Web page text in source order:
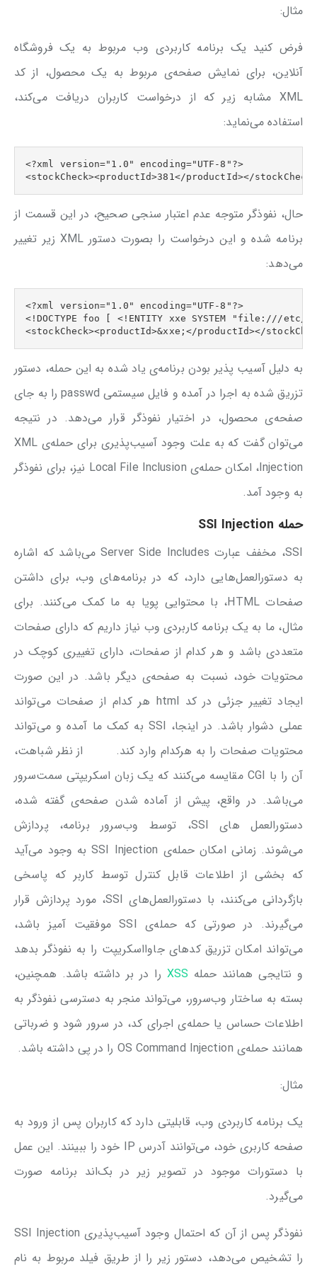
مثال:
فرض کنید یک برنامه کاربردی وب مربوط به یک فروشگاه
آنلاین، برای نمایش صفحه‌ی مربوط به یک محصول، از کد
XML مشابه زیر که از درخواست کاربران دریافت می‌کند،
استفاده‌ می‌نماید:
<?xml version="1.0" encoding="UTF-8"?>
<stockCheck><productId>381</productId></
حال، نفوذگر متوجه عدم اعتبار سنجی صحیح، در این قسمت از
برنامه شده و این درخواست را بصورت دستور XML زیر تغییر
می‌دهد:
<?xml version="1.0" encoding="UTF-8"?>
<!DOCTYPE foo [ <!ENTITY xxe SYSTEM "file:///etc/
<stockCheck><productId>&xxe;</productId></
به دلیل آسیب پذیر بودن برنامه‌ی یاد شده به این حمله، دستور
تزریق شده به اجرا در آمده و فایل سیستمی passwd را به جای
صفحه‌ی محصول، در اختیار نفوذگر قرار می‌دهد. در نتیجه
می‌توان گفت که به علت وجود آسیب‌پذیری برای حمله‌ی XML
Injection، امکان حمله‌ی Local File Inclusion نیز، برای نفوذگر
به وجود آمد.
حمله SSI Injection
SSI، مخفف عبارت Server Side Includes می‌باشد که اشاره
به دستورالعمل‌هایی دارد، که در برنامه‌های وب، برای داشتن
صفحات HTML، با محتوایی پویا به ما کمک می‌کنند. برای
مثال، ما به یک برنامه کاربردی وب‌ نیاز داریم که دارای صفحات
متعددی باشد و هر کدام از صفحات، دارای تغییری کوچک در
محتویات خود، نسبت به صفحه‌ی دیگر باشد. در این صورت
ایجاد تغییر جزئی در کد html هر کدام از صفحات می‌تواند
عملی دشوار باشد. در اینجا، SSI به کمک ما آمده و می‌تواند
محتویات صفحات را به هرکدام وارد کند. از نظر شباهت،
آن را با CGI مقایسه می‌کنند که یک زبان اسکریپتی سمت‌سرور
می‌باشد. در واقع، پیش از آماده شدن صفحه‌ی گفته شده،
دستورالعمل ‌های SSI، توسط وب‌سرور برنامه، پردازش
می‌شوند. زمانی امکان حمله‌ی SSI Injection به وجود می‌آید
که بخشی از اطلاعات قابل کنترل توسط کاربر که پاسخی
بازگردانی می‌کنند، با دستورالعمل‌های SSI، مورد پردازش قرار
می‌گیرند. در صورتی که حمله‌ی SSI موفقیت آمیز باشد،
می‌تواند امکان تزریق کدهای جاوااسکریپت را به نفوذگر بدهد
و نتایجی همانند حمله XSS را در بر داشته باشد. همچنین،
بسته به ساختار وب‌سرور، می‌تواند منجر به دسترسی نفوذگر به
اطلاعات حساس یا حمله‌ی اجرای کد، در سرور شود و ضرباتی
همانند حمله‌ی OS Command Injection را در پی داشته باشد.
مثال:
یک برنامه کاربردی وب، قابلیتی دارد که کاربران پس از ورود به
صفحه کاربری خود، می‌توانند آدرس IP خود را ببینند. این عمل
با دستورات موجود در تصویر زیر در بک‌اند برنامه صورت
می‌گیرد.
نفوذگر پس از آن که احتمال وجود آسیب‌پذیری SSI Injection
را تشخیص می‌دهد، دستور زیر را از طریق فیلد مربوط به نام